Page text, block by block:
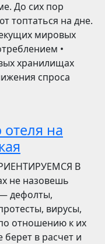
До сих пор
топтаться на дне.
мировых
•
хранилищах
спроса
отеля на
В
не назовешь
— дефолты,
вирусы,
отношению к их
в расчет и